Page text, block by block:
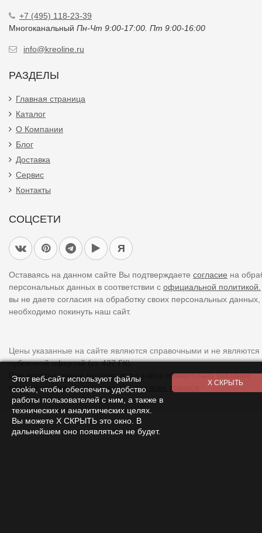
+7 (495) 118-23-39
Многоканальный Пн-Чт 9:00-17:00. Пт 9:00-16:00
info@kreoline.ru
РАЗДЕЛЫ
Главная страница
Каталог
О Компании
Блог
Доставка
Сервис
Контакты
СОЦСЕТИ
Я
Оставаясь на данном сайте Вы подтверждаете согласие на
персональных данных в соответствии с официальной политикой.
вы не даете согласия на обработку своих персональных
необходимо покинуть наш сайт.
Цены указанные на сайте являются справочными и не являются
публичной офертой (ст. 437 ГК).
При использовании
материалов
с сайта обязательно указание
прямой ссылки на источник.Список всех товаров
Этот веб-сайт используют файлы
cookie, чтобы обеспечить удобство
работы пользователей с ним, а также в
технических и аналитических целях.
Вы можете Х СКРЫТЬ это окно. В
дальнейшем оно появляться не будет.